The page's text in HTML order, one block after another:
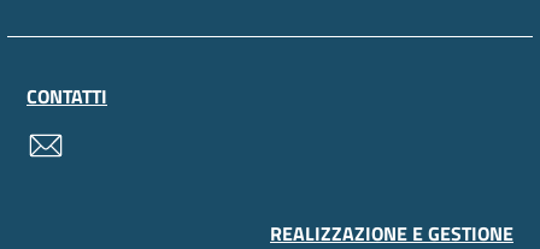
CONTATTI
REALIZZAZIONE E GESTIONE